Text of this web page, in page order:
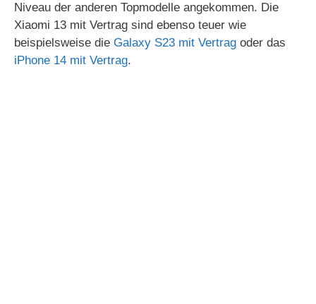
Niveau der anderen Topmodelle angekommen. Die
Xiaomi 13 mit Vertrag sind ebenso teuer wie
beispielsweise die Galaxy S23 mit Vertrag oder das
iPhone 14 mit Vertrag.